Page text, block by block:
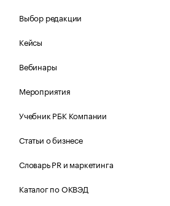
Выбор редакции
Кейсы
Вебинары
Мероприятия
Учебник РБК Компании
Статьи о бизнесе
Словарь PR и маркетинга
Каталог по ОКВЭД